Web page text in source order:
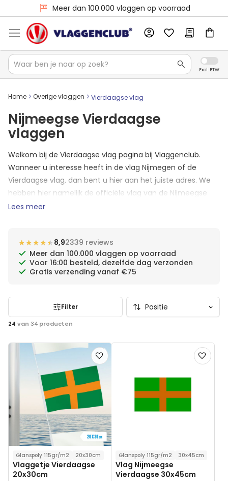
Meer dan 100.000 vlaggen op voorraad
Home Overige vlaggen Vierdaagse vlag
Nijmeegse Vierdaagse
vlaggen
Welkom bij de Vierdaagse vlag pagina bij Vlaggenclub.
Wanneer u interesse heeft in de vlag Nijmegen of de
Vierdaagse vlag, dan bent u hier aan het juiste adres. We
hebben hier namelijk de officiële vlag van de Nijmeegse
Vierdaagse. In Nijmegen hangt iedereen deze mooie vlag
juichen.
Lees meer
★★★★★
★★★★★8,92339 reviews
Meer dan 100.000 vlaggen op voorraad
Voor 16:00 besteld, dezelfde dag verzonden
Gratis verzending vanaf €75
24 van 34 producten
Filter
Voeg
toe
aan
verlanglijst
Glanspoly 115gr/m2 20x30cm
Vlaggetje Vierdaagse
20x30cm
Voeg
toe
Glanspoly 115gr/m2 30x45cm
Vlag Nijmeegse
Vierdaagse 30x45cm